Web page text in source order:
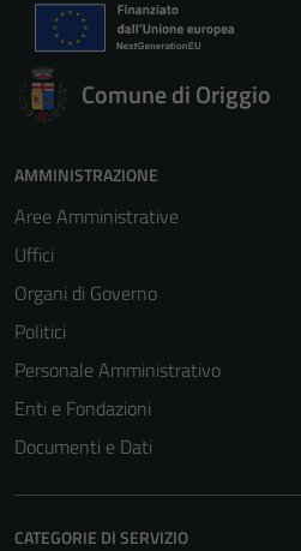
Comune di Origgio
AMMINISTRAZIONE
Aree Amministrative
Uffici
Organi di Governo
Politici
Personale Amministrativo
Enti e Fondazioni
Documenti e Dati
CATEGORIE DI SERVIZIO